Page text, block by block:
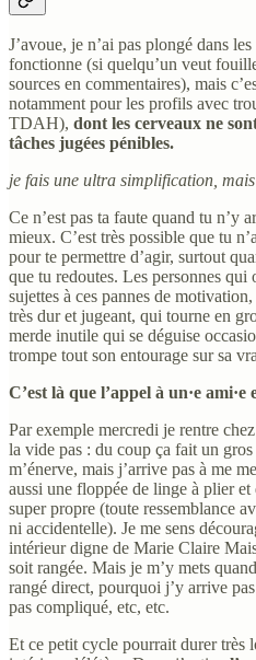
J’avoue, je n’ai pas plongé dans
fonctionne (si quelqu’un veut
sources en commentaires), mais
notamment pour les profils avec
TDAH), dont les cerveaux ne
tâches jugées pénibles.
je fais une ultra simplification, mais
Ce n’est pas ta faute quand tu n’y
mieux. C’est très possible que tu
pour te permettre d’agir, surtout
que tu redoutes. Les personnes
sujettes à ces pannes de
très dur et jugeant, qui tourne en
merde inutile qui se déguise
trompe tout son entourage sur sa
C’est là que l’appel à un·e ami·e
Par exemple mercredi je rentre
la vide pas : du coup ça fait un
m’énerve, mais j’arrive pas à me
aussi une floppée de linge à plier et
super propre (toute ressemblance
ni accidentelle). Je me sens
intérieur digne de Marie Claire
soit rangée. Mais je m’y mets
rangé direct, pourquoi j’y arrive
pas compliqué, etc, etc.
Et ce petit cycle pourrait durer très